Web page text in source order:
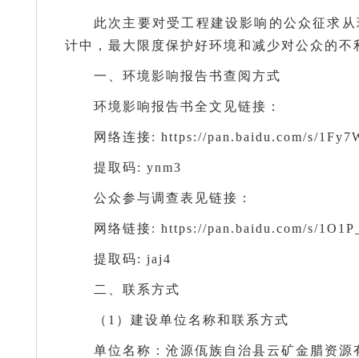
此次主要对受工程建设影响的公众征求
计中，最大限度保护好环境和减少对公众的不
一、环境影响报告书查阅方式
环境影响报告书全文见链接：
网络连接: https://pan.baidu.com/s/
提取码: ynm3
公众参与调查表见链接：
网络链接: https://pan.baidu.com/s/
提取码: jaj4
二、联系方式
（1）建设单位名称和联系方式
单位名称：沧源佤族自治县云矿金腊资源